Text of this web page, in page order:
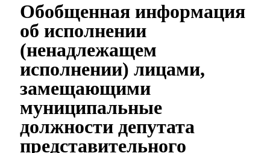
Обобщенная информация
об исполнении
(ненадлежащем
исполнении) лицами,
замещающими
муниципальные
должности депутата
представительного